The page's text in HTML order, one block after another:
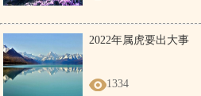
2022年属虎要出大事
1334